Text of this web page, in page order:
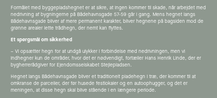
Formålet med byggepladshegnet er at sikre, at ingen kommer til skade, når arbejdet med
nedrivning af bygningerne på Bådehavnsgade 57-59 går i gang. Mens hegnet langs
Bådehavnsgade bliver af mere permanent karakter, bliver hegnene på bagsiden mod de
grønne arealer lette trådhegn, der nemt kan flyttes.
Et spørgsmål om sikkerhed
– Vi opsætter hegn for at undgå ulykker i forbindelse med nedrivningen, men vi
indhegner kun de områder, hvor det er nødvendigt, fortæller Hans Henrik Linde, der er
bygherrerådgiver for Ejendomsselskabet Stejlepladsen.
Hegnet langs Bådehavnsgade bliver et traditionelt pladehegn i træ, der kommer til at
omkranse de parceller, der før husede festlokaler og en autoophugger, og det er
meningen, at disse hegn skal blive stående i en længere periode.